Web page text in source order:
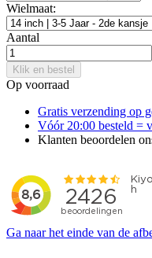
Wielmaat:
Aantal
Klik en bestel
Op voorraad
Gratis verzending op
Vóór 20:00 besteld =
Klanten beoordelen
Ga naar het einde van de